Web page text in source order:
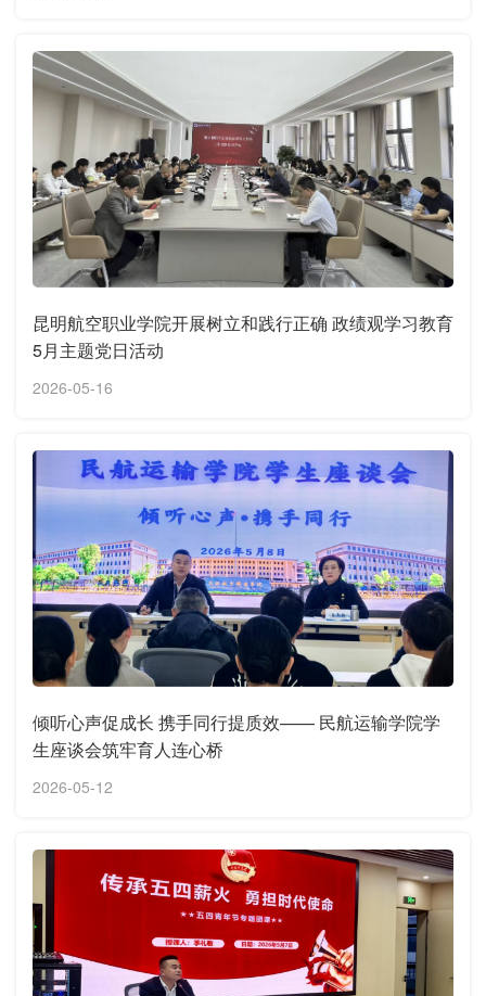
昆明航空职业学院开展树立和践行正确 政绩观学习教育
5月主题党日活动
2026-05-16
倾听心声促成长 携手同行提质效—— 民航运输学院学
生座谈会筑牢育人连心桥
2026-05-12